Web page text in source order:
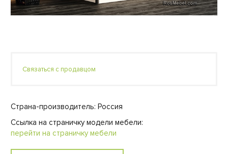
Связаться с продавцом
Страна-производитель: Россия
Ссылка на страничку модели мебели:
перейти на страничку мебели